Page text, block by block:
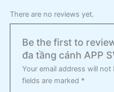
There are no reviews yet.
Be the first to
đa tầng cánh APP
Your email address will not
fields are marked *